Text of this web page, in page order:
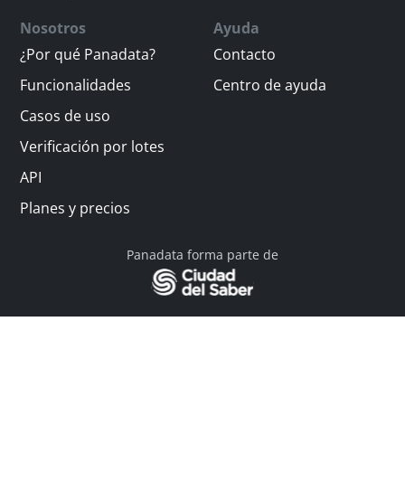
Nosotros
¿Por qué Panadata?
Funcionalidades
Casos de uso
Verificación por lotes
API
Planes y precios
Ayuda
Contacto
Centro de ayuda
Panadata forma parte de